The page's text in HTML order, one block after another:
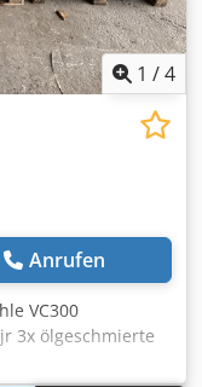
1 /4
Anrufen
VC300
3x ölgeschmierte
kW, 300 m³/h